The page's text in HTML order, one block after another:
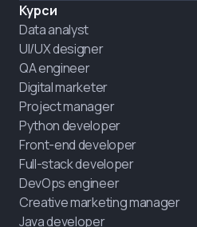
Курси
Data analyst
UI/UX designer
QA engineer
Digital marketer
Project manager
Python developer
Front-end developer
Full-stack developer
DevOps engineer
Creative marketing manager
Java developer